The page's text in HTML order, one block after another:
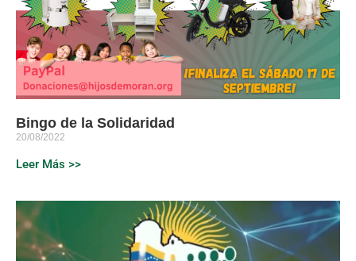
Bingo de la Solidaridad
20/08/2022
Leer Más >>